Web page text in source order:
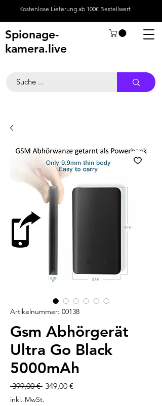
Kostenlose Lieferung ab 100€ Bestellwert
Spionage-
kamera.live
Artikelnummer: 00138
Gsm Abhörgerät
Ultra Go Black
5000mAh
399,00 € Standardpreis
349,00 €
inkl. MwSt.